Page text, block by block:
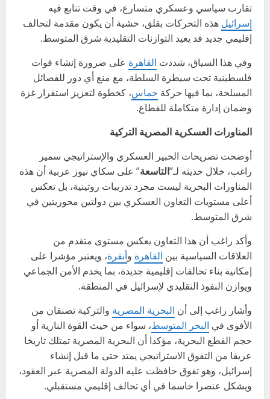
تقارب سياسي وعسكري متسارع، في وقت تتابع فيه
إسرائيل هذه التحركات بقلق، خشية أن يكون مقدمة لتحالف
إقليمي جديد قد يعيد التوازنات التقليدية شرق المتوسط.
وفي هذا السياق، شددت القاهرة على ضرورة إنشاء قوات
فلسطينية تحت سيطرة السلطة، مع منع أي دور للفصائل
المسلحة، بما فيها حركة حماس، كخطوة لتعزيز استقرار غزة
وضمان إدارة متكاملة للقطاع.
المناورات العسكرية المصرية التركية
أوضحت تصريحات الخبير العسكري والإستراتيجي سمير
راغب، خلال حديثه لـ”التاسعة” على سكاي نيوز عربية أن هذه
المناورات البحرية ليست مجرد تدريبات روتينية، بل تعكس
أعلى مستويات التعاون العسكري بين دولتين محوريتين في
شرق المتوسط.
وأكد راغب أن هذا التعاون يعكس مستوى متقدم من
العلاقات السياسية بين القاهرة وأنقرة، ويعتبر مؤشرا على
إمكانية بناء تحالفات إقليمية جديدة، بما يخدم الأمن الجماعي
ويوازن النفوذ التقليدي لإسرائيل في المنطقة.
وأشار راغب إلى أن البحرية المصرية والتركية تصنفان من
الأقوى في البحر المتوسط، سواء من حيث القوة النارية أو
حجم القطع البحرية، مؤكدا أن البحرية المصرية تمتلك تاريخا
عريقا من التفوق الاستراتيجي يمتد حتى ما قبل إنشاء
إسرائيل، وهو تفوق حافظت عليه الدولة المصرية عبر العقود،
ويشكل عنصرا حاسما في أي تحالف إقليمي مستقبلي.